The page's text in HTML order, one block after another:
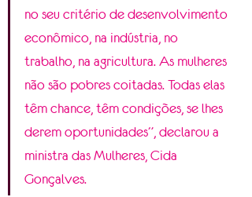
no seu critério de desenvolvimento
econômico, na indústria, no
trabalho, na agricultura. As mulheres
não são pobres coitadas. Todas elas
têm chance, têm condições, se lhes
derem oportunidades”, declarou a
ministra das Mulheres, Cida
Gonçalves.